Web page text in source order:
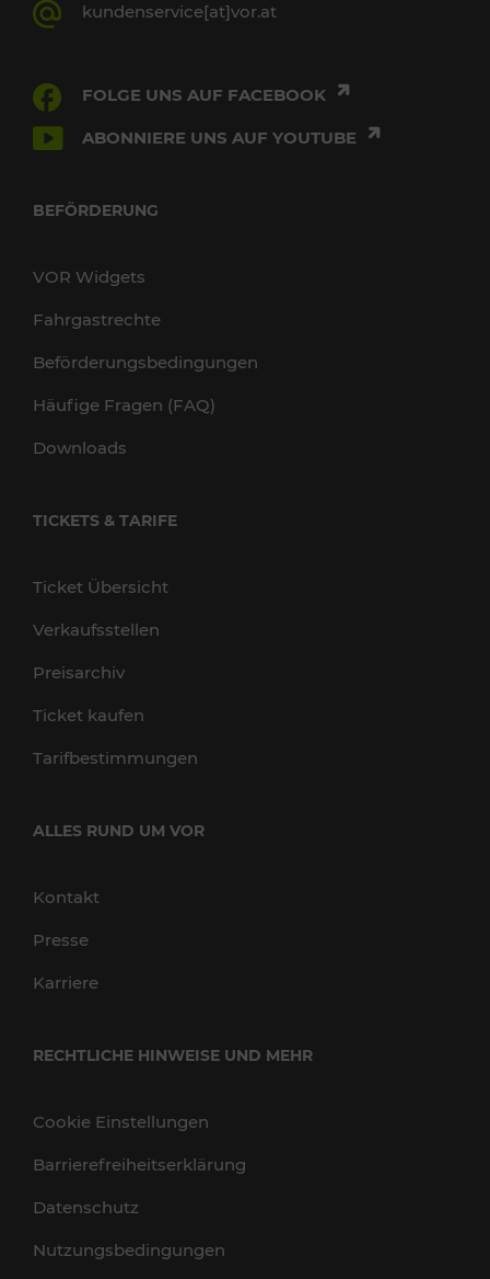
kundenservice[at]vor.at
FOLGE UNS AUF FACEBOOK
ABONNIERE UNS AUF YOUTUBE
BEFÖRDERUNG
VOR Widgets
Fahrgastrechte
Beförderungsbedingungen
Häufige Fragen (FAQ)
Downloads
TICKETS & TARIFE
Ticket Übersicht
Verkaufsstellen
Preisarchiv
Ticket kaufen
Tarifbestimmungen
ALLES RUND UM VOR
Kontakt
Presse
Karriere
RECHTLICHE HINWEISE UND MEHR
Cookie Einstellungen
Barrierefreiheitserklärung
Datenschutz
Nutzungsbedingungen